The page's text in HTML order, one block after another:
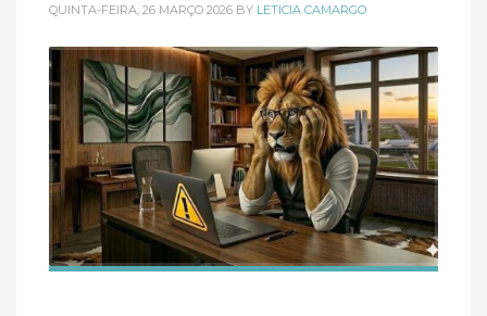
QUINTA-FEIRA, 26 MARÇO 2026 BY LETICIA CAMARGO